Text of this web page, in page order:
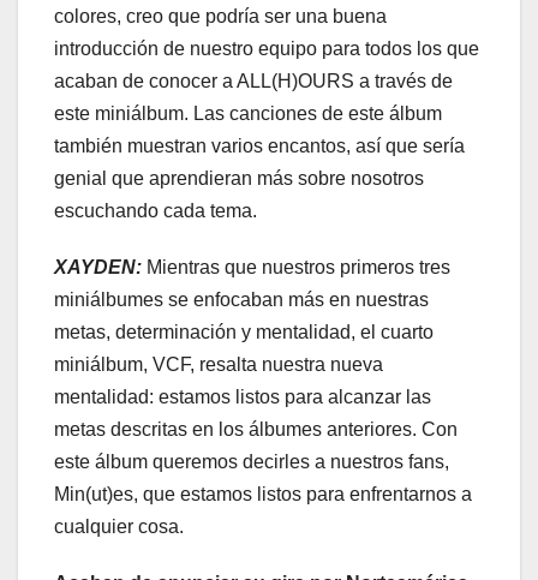
colores, creo que podría ser una buena
introducción de nuestro equipo para todos los que
acaban de conocer a ALL(H)OURS a través de
este miniálbum. Las canciones de este álbum
también muestran varios encantos, así que sería
genial que aprendieran más sobre nosotros
escuchando cada tema.
XAYDEN: Mientras que nuestros primeros tres
miniálbumes se enfocaban más en nuestras
metas, determinación y mentalidad, el cuarto
miniálbum, VCF, resalta nuestra nueva
mentalidad: estamos listos para alcanzar las
metas descritas en los álbumes anteriores. Con
este álbum queremos decirles a nuestros fans,
Min(ut)es, que estamos listos para enfrentarnos a
cualquier cosa.